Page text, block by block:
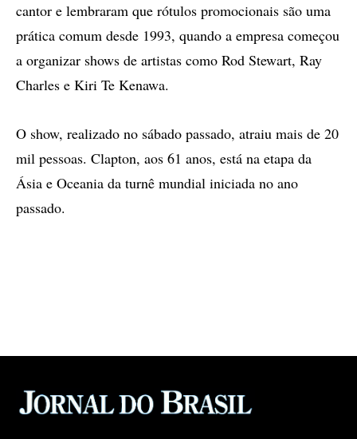
cantor e lembraram que rótulos promocionais são uma
prática comum desde 1993, quando a empresa começou
a organizar shows de artistas como Rod Stewart, Ray
Charles e Kiri Te Kenawa.
O show, realizado no sábado passado, atraiu mais de 20
mil pessoas. Clapton, aos 61 anos, está na etapa da
Ásia e Oceania da turnê mundial iniciada no ano
passado.